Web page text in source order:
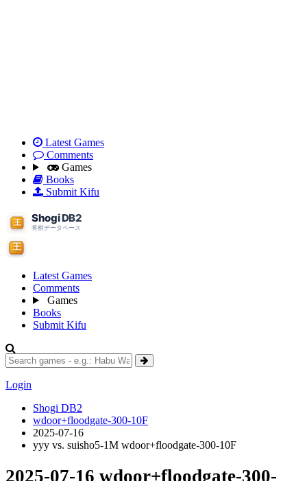
Latest Games
Comments
Games
Books
Submit Kifu
Latest Games
Comments
Games
Books
Submit Kifu
Login
Shogi DB2
wdoor+floodgate-300-10F
2025-07-16
yyy vs. suisho5-1M wdoor+floodgate-300-10F
2025-07-16 wdoor+floodgate-300-